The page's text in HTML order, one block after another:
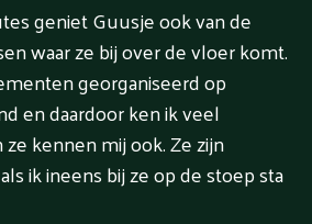
geniet Guusje ook van de
waar ze bij over de vloer komt.
georganiseerd op
en daardoor ken ik veel
kennen mij ook. Ze zijn
ik ineens bij ze op de stoep sta